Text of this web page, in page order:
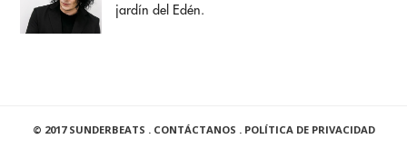
jardín del Edén.
© 2017 SUNDERBEATS . CONTÁCTANOS . POLÍTICA DE PRIVACIDAD